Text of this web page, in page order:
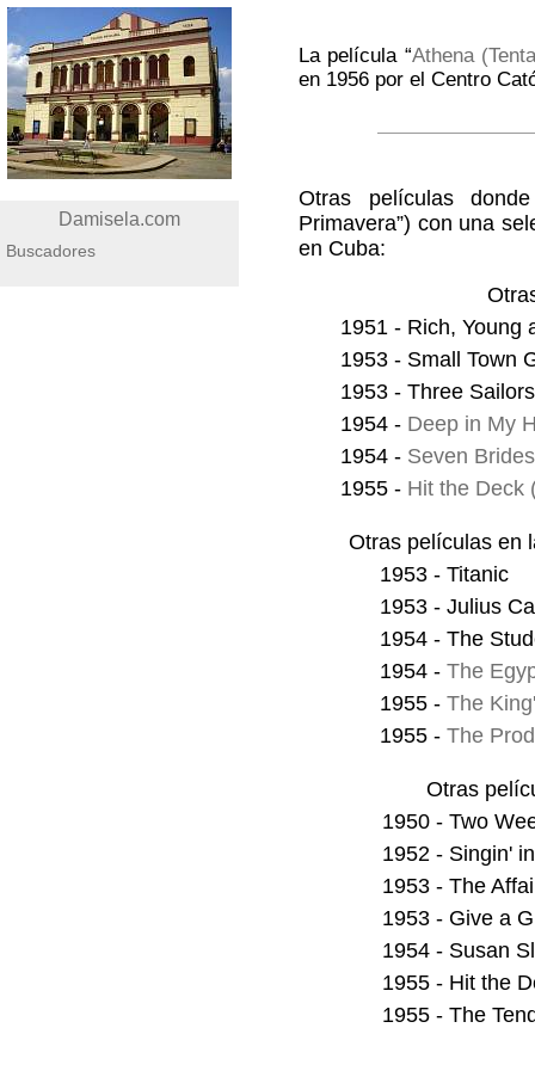
Damisela.com
Buscadores
La película “Athena
en 1956 por el Centro
Otras películas
Primavera”) con una
en Cuba:
1951 - Rich, Young
1953 - Small Town
1953 - Three
1954 - Deep in My
1954 - Seven
1955 - Hit the Deck
Otras películas en
1953 - Titanic
1953 - Julius
1954 - The
1954 - The
1955 - The
1955 - The
Otras
1950 - Two
1952 - Singin'
1953 - The
1953 - Give a
1954 - Susan
1955 - Hit the
1955 - The